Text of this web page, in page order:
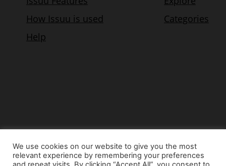
© Copyright 2015 - www.airnews.gr
We use cookies on our website to give you the most
relevant experience by remembering your preferences